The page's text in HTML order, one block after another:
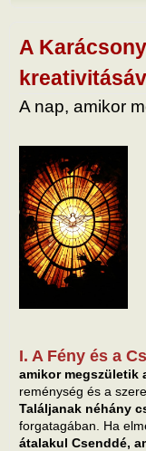
A
A nap, amikor
I. A Fény és a
amikor megszületik
reménység és a
Találjanak néhány
forgatagában. Ha
átalakul Csenddé,